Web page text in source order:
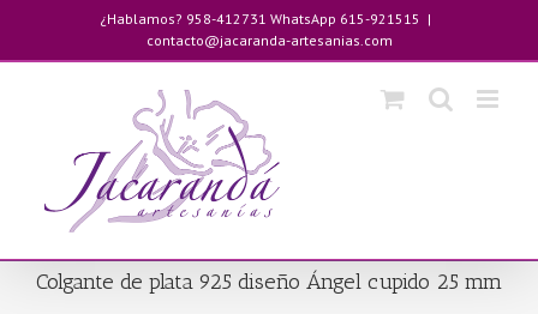
contenido
¿Hablamos? 958-412731 WhatsApp 615-921515 |
contacto@jacaranda-artesanias.com
Colgante de plata 925 diseño Ángel cupido 25 mm